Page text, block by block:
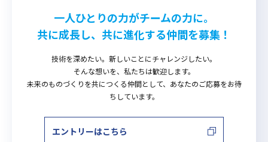
一人ひとりの力がチームの力に。
共に成長し、共に進化する仲間を募集！
技術を深めたい。新しいことにチャレンジしたい。
そんな想いを、私たちは歓迎します。
未来のものづくりを共につくる仲間として、あなたのご応募をお待
ちしています。
エントリーはこちら